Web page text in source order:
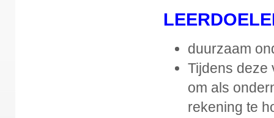
duurzaam
Tijdens deze
om als
rekening te